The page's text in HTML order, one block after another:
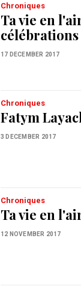
Chroniques
Ta vie en
célébrations
17 DECEMBER 2017
Chroniques
Fatym
3 DECEMBER 2017
Chroniques
Ta vie en
12 NOVEMBER 2017